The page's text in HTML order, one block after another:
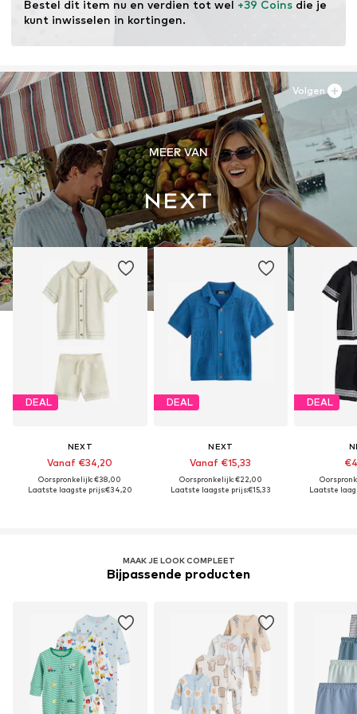
Bestel dit item nu en verdien tot wel +39 Coins die je
kunt inwisselen in kortingen.
MEER VAN
DEAL
NEXT
Vanaf €34,20
Oorspronkelijk: €38,00
Laatste laagste prijs:€34,20
DEAL
NEXT
Vanaf €15,33
Oorspronkelijk: €22,00
Laatste laagste prijs:€15,33
DEAL
Laatste
Volgen
MAAK JE LOOK COMPLEET
Bijpassende producten